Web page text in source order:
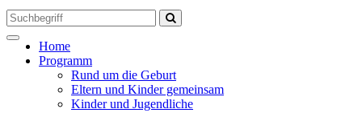
Toggle
navigation
Home
Programm
Rund um die Geburt
Eltern und Kinder gemeinsam
Kinder und Jugendliche